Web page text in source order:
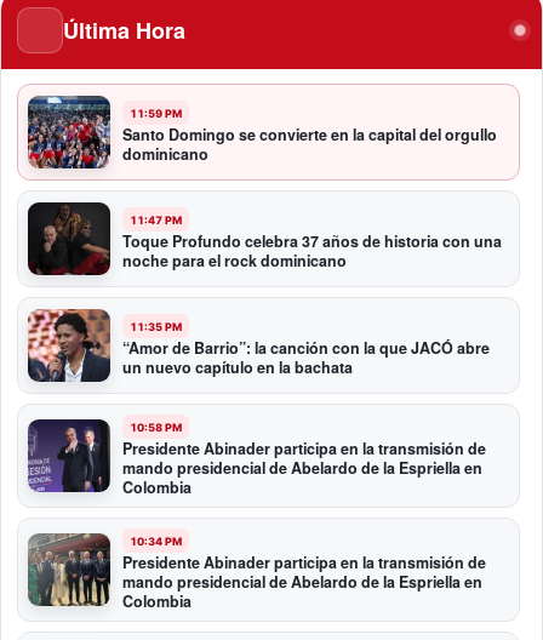
Última Hora
11:59 PM
Santo Domingo se convierte en la capital del orgullo
dominicano
11:47 PM
Toque Profundo celebra 37 años de historia con una
noche para el rock dominicano
11:35 PM
“Amor de Barrio”: la canción con la que JACÓ abre
un nuevo capítulo en la bachata
10:58 PM
Presidente Abinader participa en la transmisión de
mando presidencial de Abelardo de la Espriella en
Colombia
10:34 PM
Presidente Abinader participa en la transmisión de
mando presidencial de Abelardo de la Espriella en
Colombia